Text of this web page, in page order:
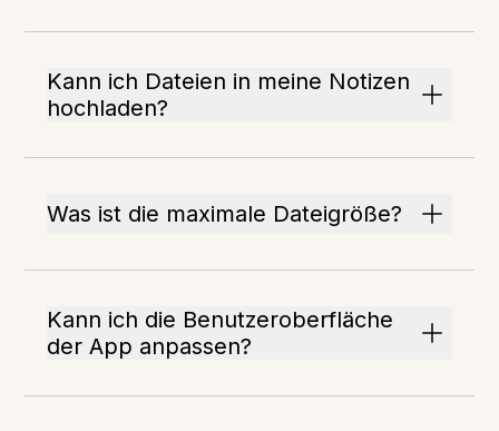
Kann ich Dateien in meine Notizen
hochladen?
Was ist die maximale Dateigröße?
Kann ich die Benutzeroberfläche
der App anpassen?